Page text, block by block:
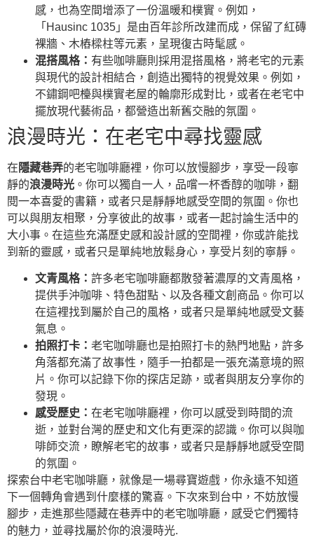
感，也為空間增添了一份溫暖和樸實。例如，
「Hausinc 1035」是由百年診所改建而成，保留了紅磚
裸牆、木樁樑柱等元素，呈現復古時髦感。
混搭風格： 有些咖啡廳則採用混搭風格，將老宅的元素
與現代的設計相結合，創造出獨特的視覺效果。例如，
不鏽鋼吧檯與樸實老屋的輪廓形成對比，或者在老宅中
擺放現代藝術品，都營造出新舊交融的氛圍。
浪漫時光：在老宅中尋找靈感
在 隱藏巷弄的老宅咖啡廳裡，你可以放慢腳步，享受一段寧
靜的浪漫時光 。你可以獨自一人，品嚐一杯香醇的咖啡，翻
閱一本喜愛的書籍，或者只是靜靜地感受空間的氛圍。你也
可以與朋友相聚，分享彼此的故事，或者一起討論生活中的
大小事。在這些充滿歷史感和設計感的空間裡，你或許能找
到新的靈感，或者只是單純地放鬆身心，享受片刻的寧靜。
文青風格： 許多老宅咖啡廳都散發著濃厚的文青風格，
提供手沖咖啡、特色甜點、以及各種文創商品。你可以
在這裡找到屬於自己的風格，或者只是單純地感受文藝
氣息。
拍照打卡： 老宅咖啡廳也是拍照打卡的熱門地點，許多
角落都充滿了故事性，隨手一拍都是一張充滿意境的照
片。你可以記錄下你的探店足跡，或者與朋友分享你的
發現。
感受歷史： 在老宅咖啡廳裡，你可以感受到時間的流
逝，並對台灣的歷史和文化有更深的認識。你可以與咖
啡師交流，瞭解老宅的故事，或者只是靜靜地感受空間
的氛圍。
探索台中老宅咖啡廳，就像是一場尋寶遊戲，你永遠不知道
下一個轉角會遇到什麼樣的驚喜。下次來到台中，不妨放慢
腳步，走進那些隱藏在巷弄中的老宅咖啡廳，感受它們獨特
的魅力，並尋找屬於你的浪漫時光.